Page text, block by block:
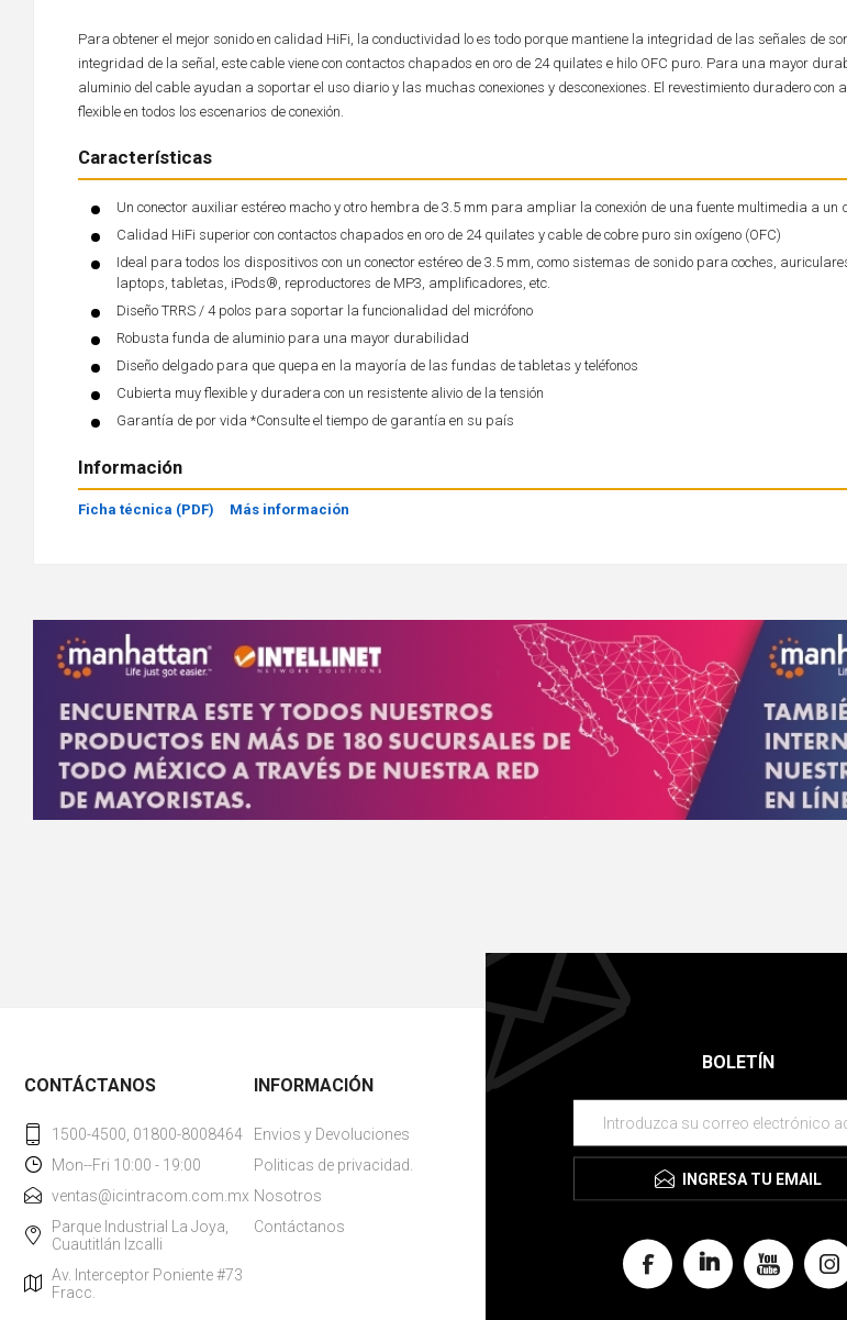
Para obtener el mejor sonido en calidad HiFi, la conductividad lo es todo porque mantiene la integridad de las señales de
integridad de la señal, este cable viene con contactos chapados en oro de 24 quilates e hilo OFC puro. Para una mayor
aluminio del cable ayudan a soportar el uso diario y las muchas conexiones y desconexiones. El revestimiento duradero con
flexible en todos los escenarios de conexión.
Características
Un conector auxiliar estéreo macho y otro hembra de 3.5 mm para ampliar la conexión de una fuente multimedia a un
Calidad HiFi superior con contactos chapados en oro de 24 quilates y cable de cobre puro sin oxígeno (OFC)
Ideal para todos los dispositivos con un conector estéreo de 3.5 mm, como sistemas de sonido para coches,
laptops, tabletas, iPods®, reproductores de MP3, amplificadores, etc.
Diseño TRRS / 4 polos para soportar la funcionalidad del micrófono
Robusta funda de aluminio para una mayor durabilidad
Diseño delgado para que quepa en la mayoría de las fundas de tabletas y teléfonos
Cubierta muy flexible y duradera con un resistente alivio de la tensión
Garantía de por vida *Consulte el tiempo de garantía en su país
Información
Ficha técnica (PDF) Más información
BOLETÍN
INGRESA TU EMAIL
CONTÁCTANOS
1500-4500, 01800-8008464
Mon--Fri 10:00 - 19:00
ventas@icintracom.com.mx
Parque Industrial La Joya,
Cuautitlán Izcalli
Av. Interceptor Poniente #73
Fracc.
INFORMACIÓN
Envios y Devoluciones
Politicas de privacidad.
Nosotros
Contáctanos